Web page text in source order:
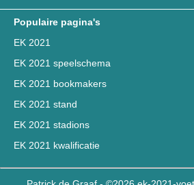
Populaire pagina's
EK 2021
EK 2021 speelschema
EK 2021 bookmakers
EK 2021 stand
EK 2021 stadions
EK 2021 kwalificatie